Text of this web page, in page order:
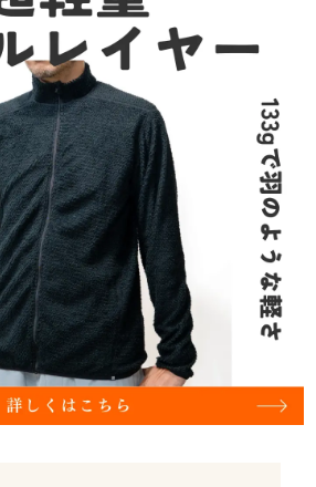
で最低限必要な持ち物リスト
宿泊用）
ート